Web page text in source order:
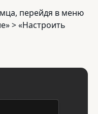
перейдя в меню
> «Настроить